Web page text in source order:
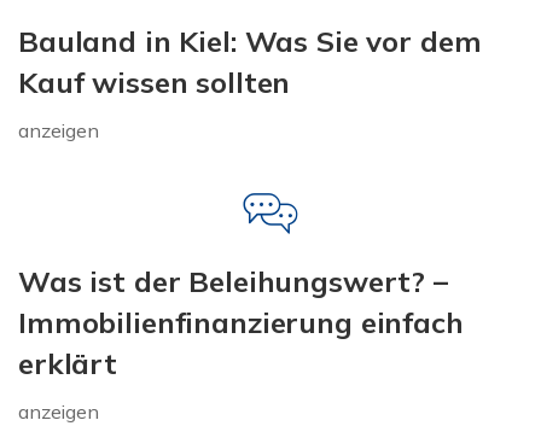
Bauland in Kiel: Was Sie vor dem
Kauf wissen sollten
anzeigen
Was ist der Beleihungswert? –
Immobilienfinanzierung einfach
erklärt
anzeigen